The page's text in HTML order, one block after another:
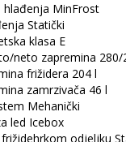
hlađenja MinFrost
Statički
klasa E
neto zapremina 280/
frižidera 204 l
zamrzivača 46 l
Mehanički
led Icebox
odjeljku